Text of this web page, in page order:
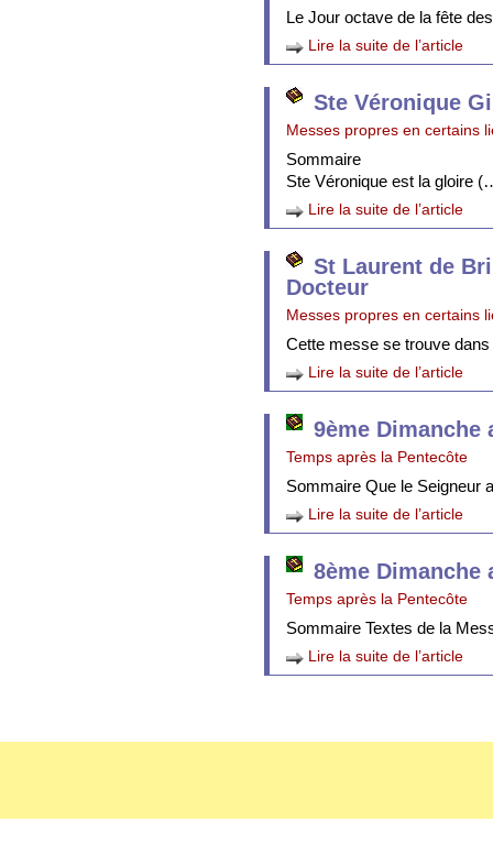
Le Jour octave de la fête
Lire la suite de l’article
Ste Véronique
Messes propres en certains
Sommaire
Ste Véronique est la gloire
Lire la suite de l’article
St Laurent de
Docteur
Messes propres en certains
Cette messe se trouve
Lire la suite de l’article
9ème Dimanche
Temps après la Pentecôte
Sommaire Que le Seigneur
Lire la suite de l’article
8ème Dimanche
Temps après la Pentecôte
Sommaire Textes de la
Lire la suite de l’article